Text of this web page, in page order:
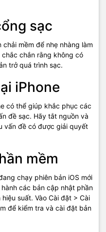
sạc
mềm để nhẹ nhàng làm
chắn rằng không có
trở quá trình sạc.
iPhone
có thể giúp khắc phục các
đề sạc. Hãy tắt nguồn và
vấn đề có được giải quyết
mềm
chạy phiên bản iOS mới
các bản cập nhật phần
suất. Vào Cài đặt > Cài
để kiểm tra và cài đặt bản